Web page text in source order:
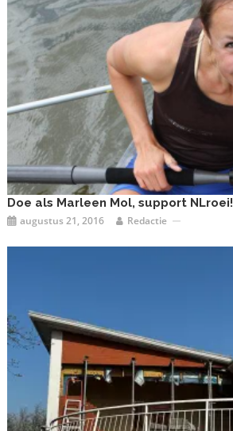
Doe als Marleen Mol, support NLroei!
augustus 21, 2016 Redactie